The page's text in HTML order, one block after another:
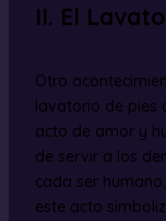
II. El
Otro
lavatorio de pies
acto de amor y
de servir a los
cada ser
este acto